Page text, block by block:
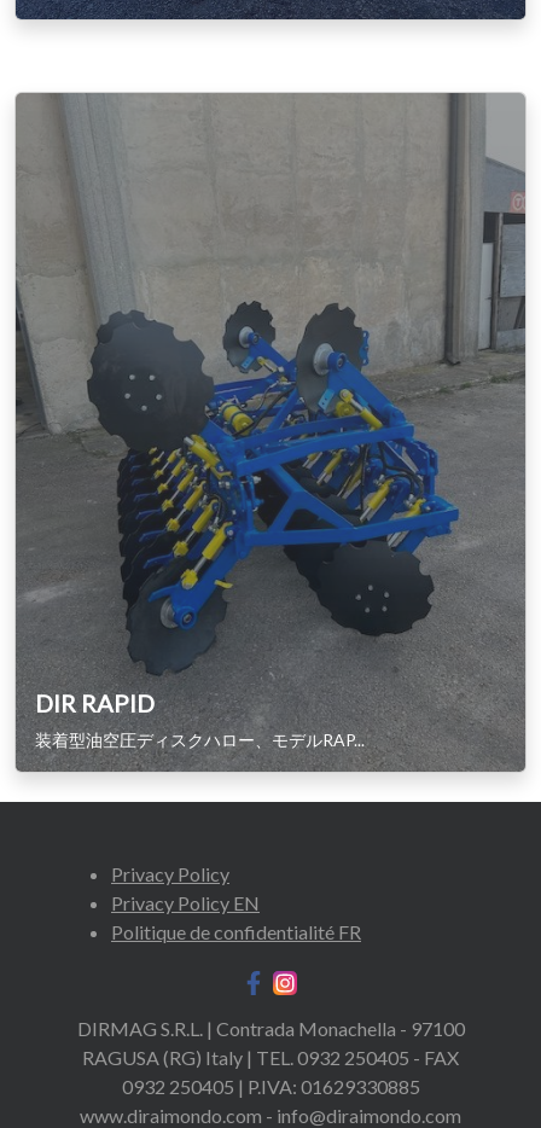
DIR RAPID
装着型油空圧ディスクハロー、モデルRAP...
Privacy Policy
Privacy Policy EN
Politique de confidentialité FR
DIRMAG S.R.L. | Contrada Monachella - 97100
RAGUSA (RG) Italy | TEL. 0932 250405 - FAX
0932 250405 | P.IVA: 01629330885
www.diraimondo.com - info@diraimondo.com